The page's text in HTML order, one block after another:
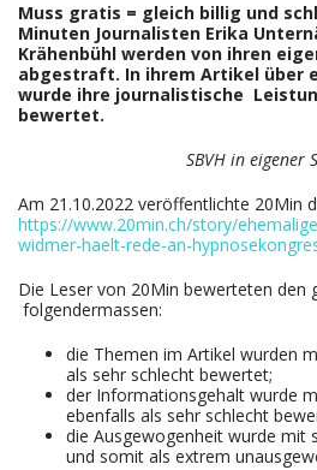
Muss gratis = gleich billig und
Minuten Journalisten Erika
Krähenbühl werden von ihren
abgestraft. In ihrem Artikel über
wurde ihre journalistische
bewertet.
SBVH in eigener
Am 21.10.2022 veröffentlichte 20Min
https://www.20min.ch/story/
widmer-haelt-rede-an-
Die Leser von 20Min bewerteten den
folgendermassen:
die Themen im Artikel wurden
als sehr schlecht bewertet;
der Informationsgehalt wurde
ebenfalls als sehr schlecht
die Ausgewogenheit wurde mit
und somit als extrem